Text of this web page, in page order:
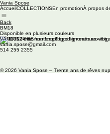
Vania Spose
AccueilCOLLECTIONSEn promotionÀ propos
Back
BM18
Disponible en plusieurs couleurs
VANIA SPOSE
vania.spose@gmail.com
514 255 2355
© 2026 Vania Spose – Trente ans de rêves